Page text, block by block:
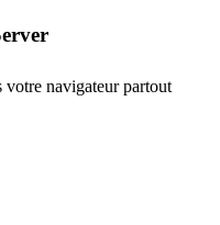
navigateur partout